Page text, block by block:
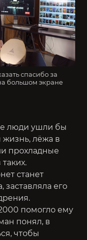
спасибо за
большом экране
люди ушли бы
лёжа в
прохладные
станет
заставляла его
помогло ему
понял, в
чтобы